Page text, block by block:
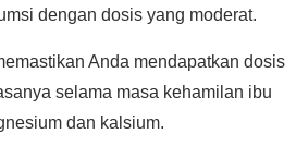
dengan dosis yang moderat.
Anda mendapatkan dosis
selama masa kehamilan ibu
dan kalsium.